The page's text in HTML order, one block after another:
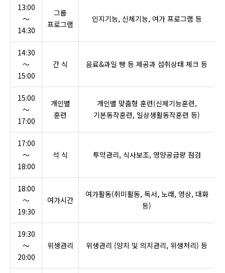
13:00
～
14:30
그룹
프로그램
인지기능, 신체기능, 여가 프로그램 등
14:30
～
15:00
간 식 음료&과일 빵 등 제공과 섭취상태 체크 등
15:00
～
17:00
개인별
훈련
개인별 맞춤형 훈련(신체기능훈련,
기본동작훈련, 일상생활동작훈련 등)
17:00
～
18:00
석 식 투약관리, 식사보조, 영양공급량 점검
18:00
～
19:30
여가시간
여가활동(취미활동, 독서, 노래, 영상, 대화
등)
19:30
～
20:00
위생관리 위생관리 (양치 및 의치관리, 위생처리) 등